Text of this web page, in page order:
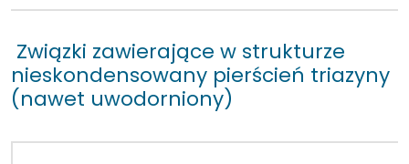
Związki zawierające w strukturze
nieskondensowany pierścień triazyny
(nawet uwodorniony)